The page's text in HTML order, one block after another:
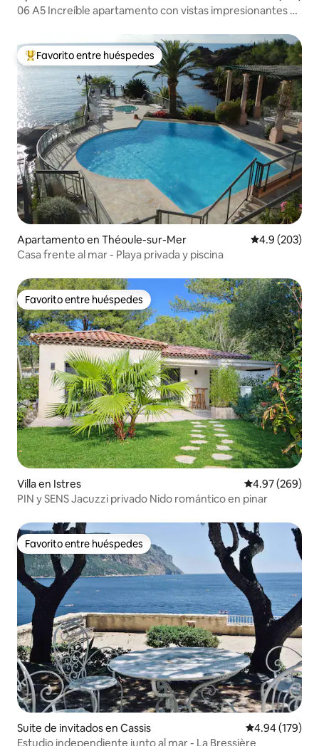
06 A5 Increíble apartamento con vistas impresionantes a
Favorito entre huéspedes preferido
Favorito entre huéspedes
Apartamento en Théoule-sur-Mer Calificación
4.9 (203)
Casa frente al mar - Playa privada y piscina
Favorito entre huéspedes
Favorito entre huéspedes
Villa en Istres Calificación
4.97 (269)
PIN y SENS Jacuzzi privado Nido romántico en pinar
Favorito entre huéspedes
Favorito entre huéspedes
Suite de invitados en Cassis Calificación
4.94 (179)
Estudio independiente junto al mar - La Bressière